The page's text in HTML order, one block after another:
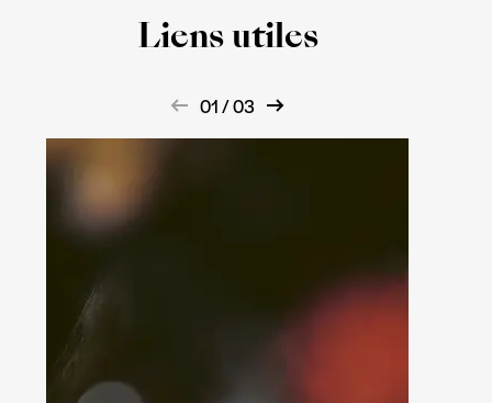
Liens utiles
01 / 03